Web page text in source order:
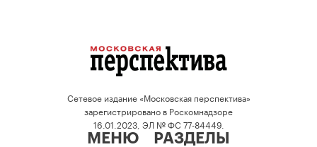
Сетевое издание «Московская перспектива»
зарегистрировано в Роскомнадзоре
16.01.2023, ЭЛ № ФС 77-84449.
МЕНЮ РАЗДЕЛЫ